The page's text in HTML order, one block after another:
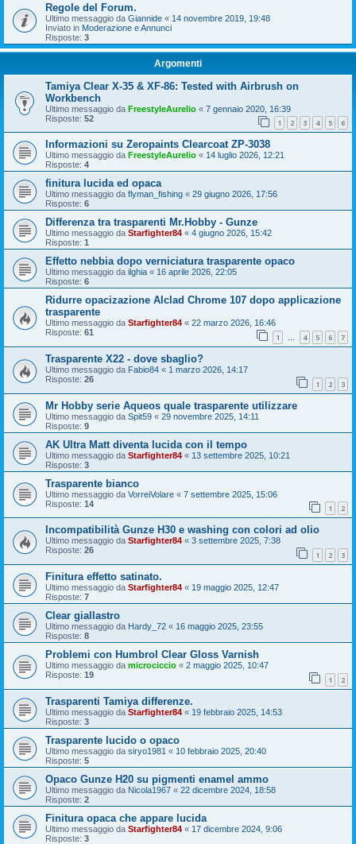
Regole del Forum.
Ultimo messaggio da Giannide « 14 novembre 2019, 19:48
Inviato in Moderazione e Annunci
Risposte: 3
Argomenti
Tamiya Clear X-35 & XF-86: Tested with Airbrush on
Workbench
Ultimo messaggio da FreestyleAurelio « 7 gennaio 2020, 16:39
Risposte: 52 1 2 3 4 5 6
Informazioni su Zeropaints Clearcoat ZP-3038
Ultimo messaggio da FreestyleAurelio « 14 luglio 2026, 12:21
Risposte: 4
finitura lucida ed opaca
Ultimo messaggio da flyman_fishing « 29 giugno 2026, 17:56
Risposte: 6
Differenza tra trasparenti Mr.Hobby - Gunze
Ultimo messaggio da Starfighter84 « 4 giugno 2026, 15:42
Risposte: 1
Effetto nebbia dopo verniciatura trasparente opaco
Ultimo messaggio da ilghia « 16 aprile 2026, 22:05
Risposte: 6
Ridurre opacizazione Alclad Chrome 107 dopo applicazione
trasparente
Ultimo messaggio da Starfighter84 « 22 marzo 2026, 16:46
Risposte: 61 1 … 4 5 6 7
Trasparente X22 - dove sbaglio?
Ultimo messaggio da Fabio84 « 1 marzo 2026, 14:17
Risposte: 26 1 2 3
Mr Hobby serie Aqueos quale trasparente utilizzare
Ultimo messaggio da Spit59 « 29 novembre 2025, 14:11
Risposte: 9
AK Ultra Matt diventa lucida con il tempo
Ultimo messaggio da Starfighter84 « 13 settembre 2025, 10:21
Risposte: 3
Trasparente bianco
Ultimo messaggio da VorreiVolare « 7 settembre 2025, 15:06
Risposte: 14 1 2
Incompatibilità Gunze H30 e washing con colori ad olio
Ultimo messaggio da Starfighter84 « 3 settembre 2025, 7:38
Risposte: 26 1 2 3
Finitura effetto satinato.
Ultimo messaggio da Starfighter84 « 19 maggio 2025, 12:47
Risposte: 7
Clear giallastro
Ultimo messaggio da Hardy_72 « 16 maggio 2025, 23:55
Risposte: 8
Problemi con Humbrol Clear Gloss Varnish
Ultimo messaggio da microciccio « 2 maggio 2025, 10:47
Risposte: 19 1 2
Trasparenti Tamiya differenze.
Ultimo messaggio da Starfighter84 « 19 febbraio 2025, 14:53
Risposte: 3
Trasparente lucido o opaco
Ultimo messaggio da siryo1981 « 10 febbraio 2025, 20:40
Risposte: 5
Opaco Gunze H20 su pigmenti enamel ammo
Ultimo messaggio da Nicola1967 « 22 dicembre 2024, 18:58
Risposte: 2
Finitura opaca che appare lucida
Ultimo messaggio da Starfighter84 « 17 dicembre 2024, 9:06
Risposte: 3